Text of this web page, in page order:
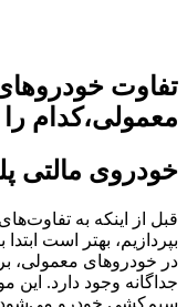
تفاوت
معمولی،کدام
خودروی
قبل از اینکه به
بپردازیم، بهتر است
در خودروهای معمولی،
جداگانه وجود دارد.
سیم‌کشی خودرو می‌شود.